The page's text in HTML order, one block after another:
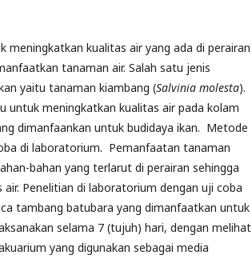
meningkatkan kualitas air yang ada di perairan
tanaman air. Salah satu jenis
yaitu tanaman kiambang (Salvinia molesta).
untuk meningkatkan kualitas air pada kolam
dimanfaankan untuk budidaya ikan. Metode
di laboratorium. Pemanfaatan tanaman
bahan yang terlarut di perairan sehingga
Penelitian di laboratorium dengan uji coba
tambang batubara yang dimanfaatkan untuk
selama 7 (tujuh) hari, dengan melihat
yang digunakan sebagai media